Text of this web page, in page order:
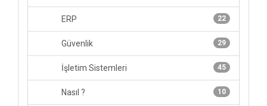
22
ERP
29
Güvenlik
45
İşletim Sistemleri
10
Nasıl ?